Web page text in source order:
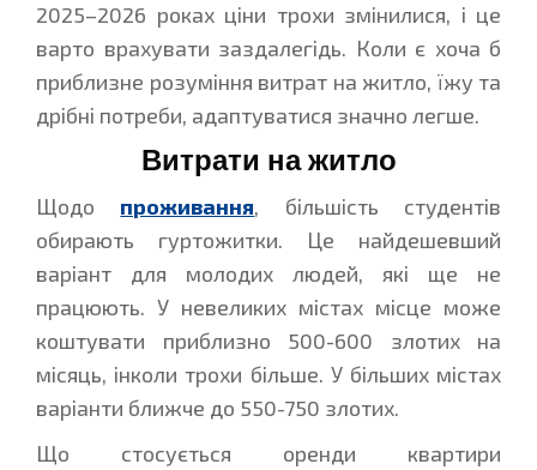
2025–2026 роках ціни трохи змінилися, і це
варто врахувати заздалегідь. Коли є хоча б
приблизне розуміння витрат на житло, їжу та
дрібні потреби, адаптуватися значно легше.
Витрати на житло
Щодо проживання, більшість студентів
обирають гуртожитки. Це найдешевший
варіант для молодих людей, які ще не
працюють. У невеликих містах місце може
коштувати приблизно 500-600 злотих на
місяць, інколи трохи більше. У більших містах
варіанти ближче до 550-750 злотих.
Що стосується оренди квартири